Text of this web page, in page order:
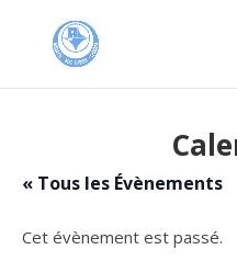
« Tous les Évènements
Cet évènement est passé.